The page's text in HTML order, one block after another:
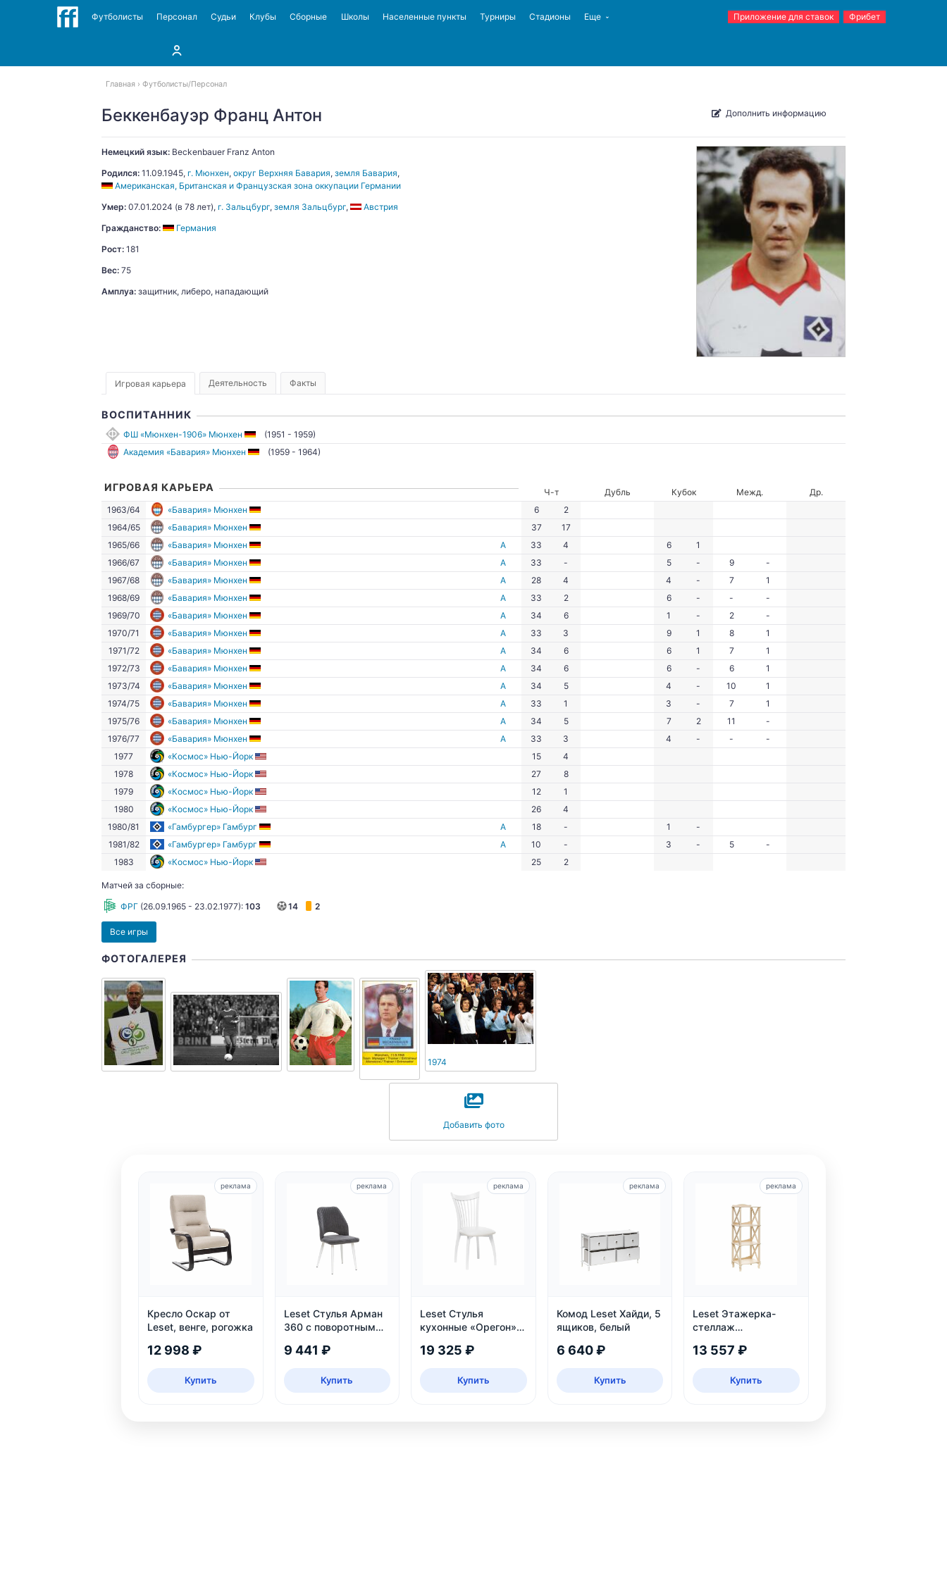
Футболисты Персонал Судьи Клубы Сборные Школы Населенные пункты Турниры Стадионы Еще Приложение для ставок Фрибет
Главная Футболисты Персонал
Беккенбауэр Франц Антон Дополнить информацию
Немецкий язык: Beckenbauer Franz Anton
Родился: 11.09.1945, г. Мюнхен, округ Верхняя Бавария, земля Бавария,
Американская, Британская и Французская зона оккупации Германии
Умер: 07.01.2024 (в 78 лет), г. Зальцбург, земля Зальцбург,
Австрия
Гражданство:
Германия
Рост: 181
Вес: 75
Амплуа: защитник, либеро, нападающий
Игровая карьера Деятельность Факты
ВОСПИТАННИК
ФШ «Мюнхен-1906» Мюнхен
(1951 - 1959)
Академия «Бавария» Мюнхен
(1959 - 1964)
ИГРОВАЯ КАРЬЕРА Ч-т Дубль Кубок Межд.
Др.
1963/64
«Бавария» Мюнхен 6
2
1964/65
«Бавария» Мюнхен 37
17
1965/66
«Бавария» Мюнхен А 33 4 6
1
1966/67
«Бавария» Мюнхен А 33 - 5 - 9
-
1967/68
«Бавария» Мюнхен А 28 4 4 - 7
1
1968/69
«Бавария» Мюнхен А 33 2 6 - -
-
1969/70
«Бавария» Мюнхен А 34 6 1 - 2
-
1970/71
«Бавария» Мюнхен А 33 3 9 1 8
1
1971/72
«Бавария» Мюнхен А 34 6 6 1 7
1
1972/73
«Бавария» Мюнхен А 34 6 6 - 6
1
1973/74
«Бавария» Мюнхен А 34 5 4 - 10
1
1974/75
«Бавария» Мюнхен А 33 1 3 - 7
1
1975/76
«Бавария» Мюнхен А 34 5 7 2 11
-
1976/77
«Бавария» Мюнхен А 33 3 4 - -
-
1977
«Космос» Нью-Йорк 15
4
1978
«Космос» Нью-Йорк 27
8
1979
«Космос» Нью-Йорк 12
1
1980
«Космос» Нью-Йорк 26
4
1980/81
«Гамбургер» Гамбург А 18 - 1
-
1981/82
«Гамбургер» Гамбург А 10 - 3 - 5
-
1983
«Космос» Нью-Йорк 25 2
Матчей за сборные:
ФРГ (26.09.1965 - 23.02.1977): 103 14 2
Все игры
ФОТОГАЛЕРЕЯ
1974
Добавить фото
Кресло Оскар от
Leset, венге, рогожка
12 998 ₽
Купить
реклама
Leset Стулья Арман
360 с поворотным
9 441 ₽
Купить
реклама
Leset Стулья
кухонные «Орегон»,
19 325 ₽
Купить
реклама
Комод Leset Хайди, 5
ящиков, белый
6 640 ₽
Купить
реклама
Leset Этажерка-
стеллаж
шампань
13 557 ₽
Купить
реклама